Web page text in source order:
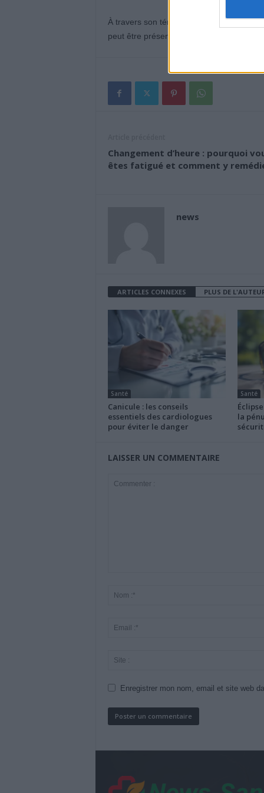
À travers son témoignage, elle souhaite
peut être présent. Et après la guérison,
Changement d’heure : pourquoi
êtes fatigué et comment y
news
ARTICLES CONNEXES PLUS DE
Santé
Canicule : les conseils
essentiels des cardiologues
pour éviter le danger
Santé
la
LAISSER UN COMMENTAIRE
Enregistrer mon nom, email et site web